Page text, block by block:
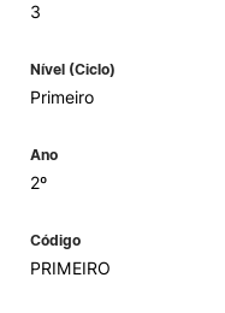
3
Nível (Ciclo)
Primeiro
Ano
2º
Código
PRIMEIRO